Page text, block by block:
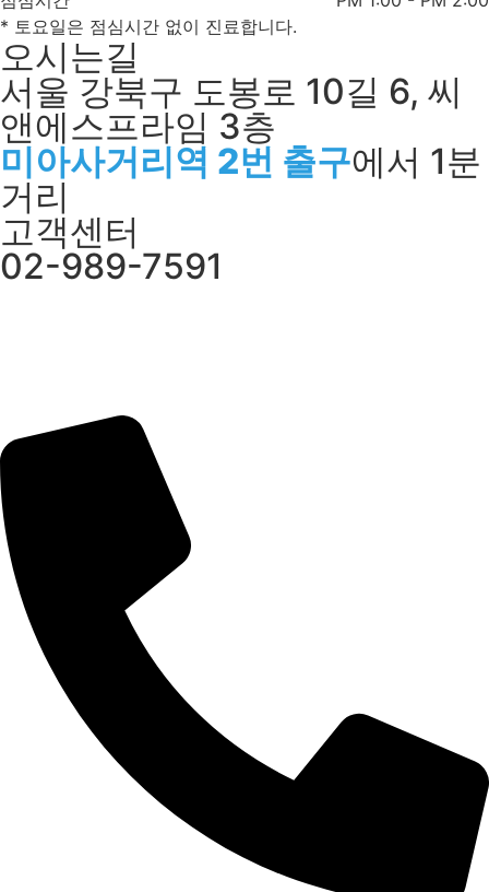
* 토요일은 점심시간 없이 진료합니다.
오시는길
서울 강북구 도봉로 10길 6, 씨
앤에스프라임 3층
미아사거리역 2번 출구에서 1분
거리
고객센터
02-989-7591